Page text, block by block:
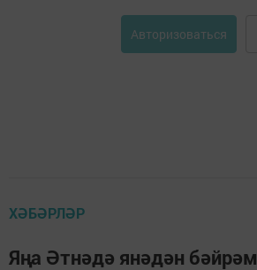
Авторизоваться
ХӘБӘРЛӘР
Яңа Әтнәдә янәдән бәйрәм